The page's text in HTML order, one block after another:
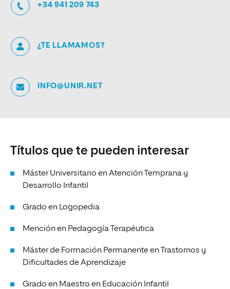
+34 941 209 743
¿TE LLAMAMOS?
INFO@UNIR.NET
Títulos que te pueden interesar
Máster Universitario en Atención Temprana y
Desarrollo Infantil
Grado en Logopedia
Mención en Pedagogía Terapéutica
Máster de Formación Permanente en Trastornos y
Dificultades de Aprendizaje
Grado en Maestro en Educación Infantil